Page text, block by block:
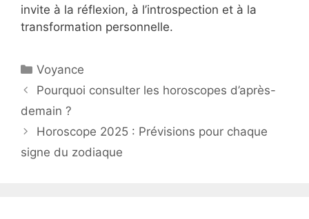
invite à la réflexion, à l’introspection et à la
transformation personnelle.
Voyance
Pourquoi consulter les horoscopes d’après-
demain ?
Horoscope 2025 : Prévisions pour chaque
signe du zodiaque